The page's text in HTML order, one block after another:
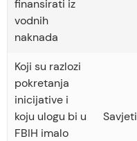
finansirati iz
vodnih
naknada
Koji su razlozi
pokretanja
inicijative i
koju ulogu bi u
FBIH imalo
Savjeti